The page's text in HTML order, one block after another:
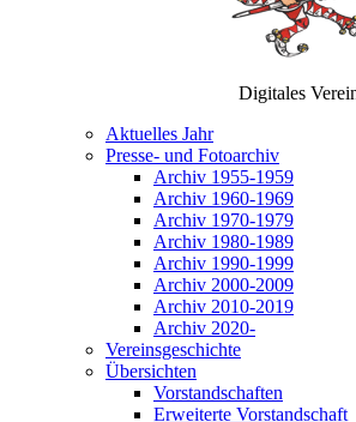
Digitales
Aktuelles Jahr
Presse- und Fotoarchiv
Archiv 1955-1959
Archiv 1960-1969
Archiv 1970-1979
Archiv 1980-1989
Archiv 1990-1999
Archiv 2000-2009
Archiv 2010-2019
Archiv 2020-
Vereinsgeschichte
Übersichten
Vorstandschaften
Erweiterte Vorstandschaft